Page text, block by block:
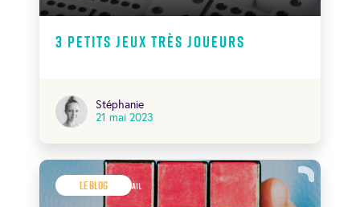
3 petits jeux très joueurs
Stéphanie
21 mai 2023
Le Blog